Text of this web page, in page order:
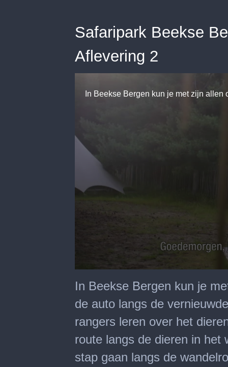
Safaripark Beekse
Aflevering 2
seconds
of
minutes,
seconds
In Beekse Bergen kun je
de auto langs de
rangers leren over het
route langs de dieren in het
stap gaan langs de